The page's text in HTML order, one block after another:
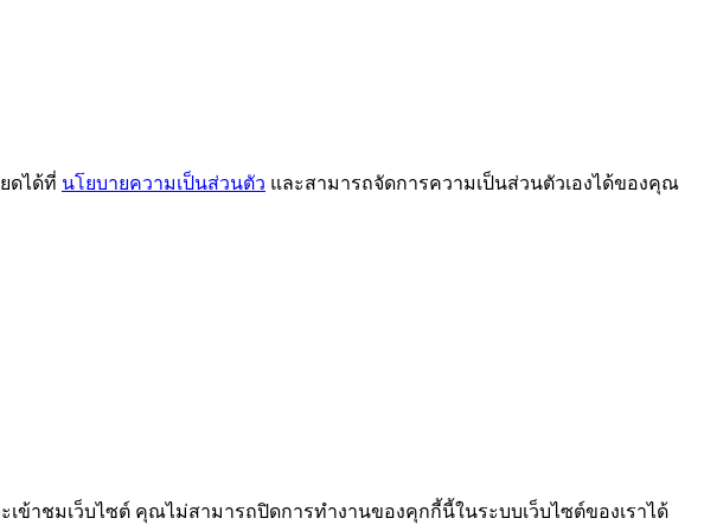
ดได้ที่ นโยบายความเป็นส่วนตัว และสามารถจัดการความเป็นส่วนตัวเองได้ของคุณ
ข้าชมเว็บไซต์ คุณไม่สามารถปิดการทำงานของคุกกี้นี้ในระบบเว็บไซต์ของเราได้